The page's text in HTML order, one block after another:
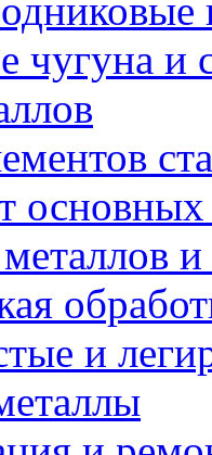
чугуна и
и
и